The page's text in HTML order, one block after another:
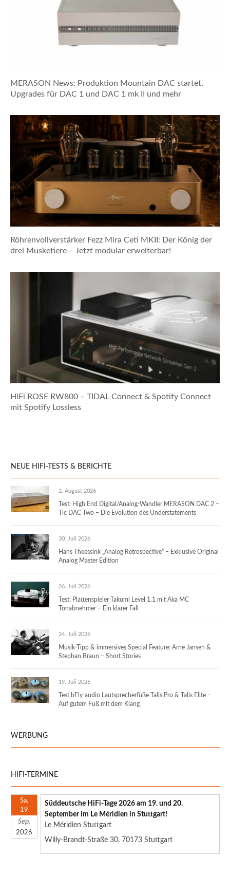
MERASON News: Produktion Mountain DAC startet,
Upgrades für DAC 1 und DAC 1 mk II und mehr
Röhrenvollverstärker Fezz Mira Ceti MKII: Der König der
drei Musketiere – Jetzt modular erweiterbar!
HiFi ROSE RW800 – TIDAL Connect & Spotify Connect
mit Spotify Lossless
NEUE HIFI-TESTS & BERICHTE
2. August 2026
Test: High End Digital/Analog-Wandler MERASON DAC 2 –
Tic DAC Two – Die Evolution des Understatements
30. Juli 2026
Hans Theessink „Analog Retrospective“ – Exklusive Original
Analog Master Edition
26. Juli 2026
Test: Plattenspieler Takumi Level 1.1 mit Aka MC
Tonabnehmer – Ein klarer Fall
24. Juli 2026
Musik-Tipp & immersives Special Feature: Arne Jansen &
Stephan Braun – Short Stories
19. Juli 2026
Test bFly-audio Lautsprecherfüße Talis Pro & Talis Elite –
Auf gutem Fuß mit dem Klang
WERBUNG
HIFI-TERMINE
Sa.
19
Sep.
2026
Süddeutsche HiFi-Tage 2026 am 19. und 20.
September im Le Méridien in Stuttgart!
Le Méridien Stuttgart
Willy-Brandt-Straße 30, 70173 Stuttgart